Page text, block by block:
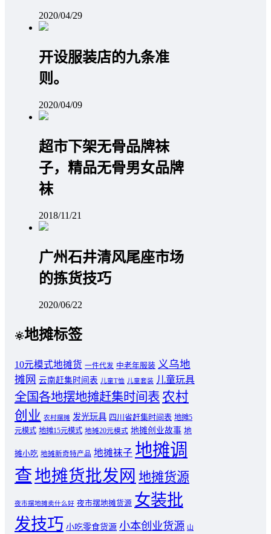
2020/04/29
开设服装店的九条准
则。
2020/04/09
超市下架无骨品牌袜
子，精品无骨男女品牌
袜
2018/11/21
广州石井清风尾座市场
的拣货技巧
2020/06/22
地摊标签
10元模式地摊货 一件代发 中老年服装 义乌地
摊网 云南赶集时间表 儿童T恤 儿童套装 儿童玩具
全国各地摆地摊赶集时间表 农村
创业 农村摆摊 发光玩具 四川省赶集时间表 地摊5
元模式 地摊15元模式 地摊20元模式 地摊创业故事 地
摊小吃 地摊新奇特产品 地摊袜子 地摊调
查地摊货批发网 地摊货源
夜市摆地摊卖什么好 夜市摆地摊货源 女装批
发技巧 小吃零食货源 小本创业货源 山